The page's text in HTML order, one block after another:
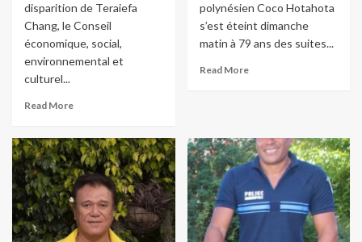
disparition de Teraiefa
Chang, le Conseil
économique, social,
environnemental et
culturel...
Read More
polynésien Coco Hotahota
s’est éteint dimanche
matin à 79 ans des suites...
Read More